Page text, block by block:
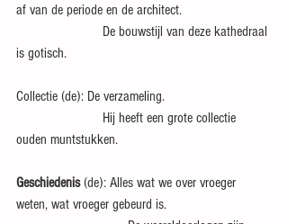
af van de periode en de architect.
is gotisch.
Collectie (de): De verzameling.
ouden muntstukken.
Geschiedenis (de): Alles wat we over vroeger
weten, wat vroeger gebeurd is.